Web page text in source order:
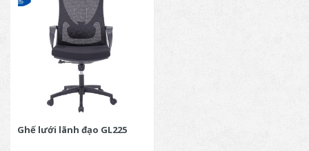
Ghế lưới lãnh đạo GL225